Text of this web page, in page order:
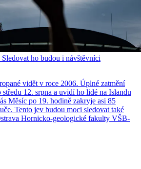
ho budou i návštěvníci
vidět v roce 2006. Úplné zatmění
středu 12. srpna a uvidí ho lidé na Islandu
Měsíc po 19. hodině zakryje asi 85
Tento jev budou moci sledovat také
Hornicko-geologické fakulty VŠB-